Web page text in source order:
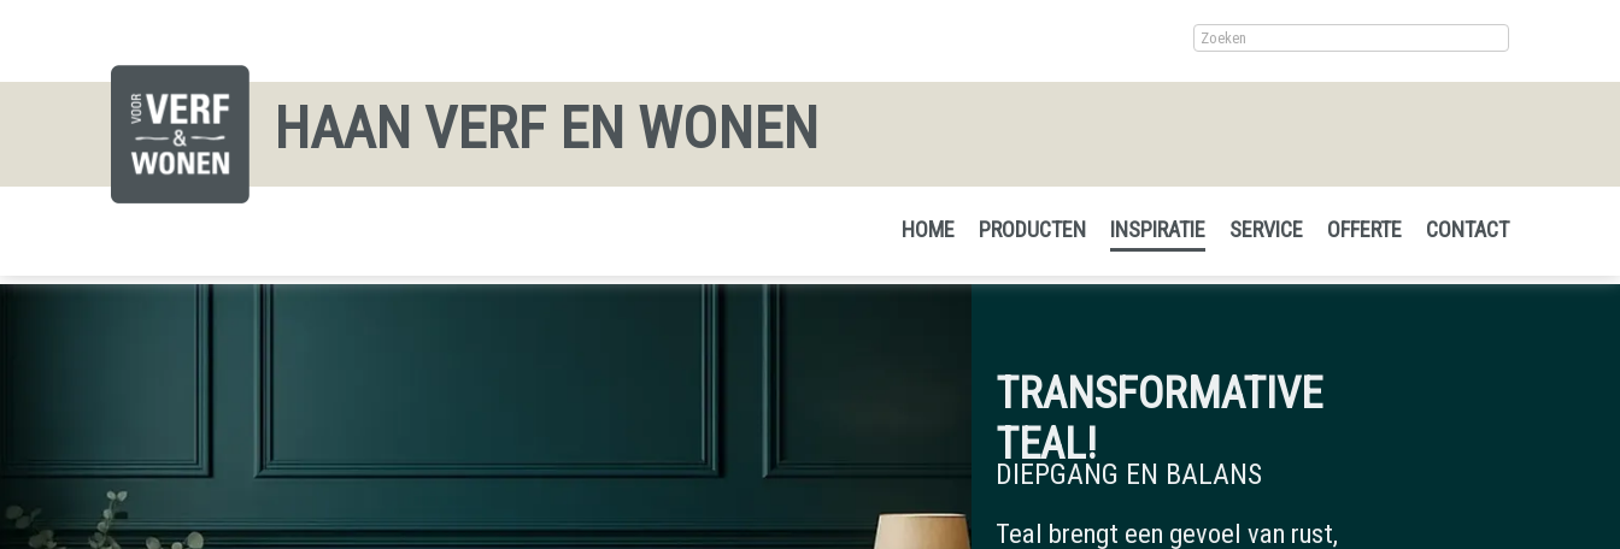
HAAN VERF EN WONEN
HOME PRODUCTEN INSPIRATIE SERVICE OFFERTE CONTACT
TRANSFORMATIVE
TEAL!
DIEPGANG EN BALANS
Teal brengt een gevoel van rust,